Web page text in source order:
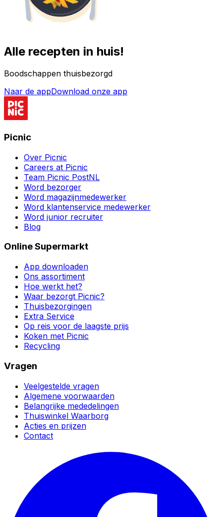
Alle recepten in huis!
Boodschappen thuisbezorgd
Naar de appDownload onze app
Picnic
Over Picnic
Careers at Picnic
Team Picnic PostNL
Word bezorger
Word magazijnmedewerker
Word klantenservice medewerker
Word junior recruiter
Blog
Online Supermarkt
App downloaden
Ons assortiment
Hoe werkt het?
Waar bezorgt Picnic?
Thuisbezorgingen
Extra Service
Op reis voor de laagste prijs
Koken met Picnic
Recycling
Vragen
Veelgestelde vragen
Algemene voorwaarden
Belangrijke mededelingen
Thuiswinkel Waarborg
Acties en prijzen
Contact